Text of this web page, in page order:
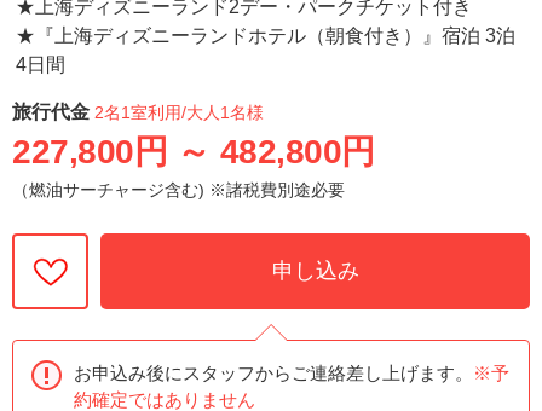
★上海ディズニーランド2デー・パークチケット付き
★『上海ディズニーランドホテル（朝食付き）』宿泊 3泊
4日間
旅行代金 2名1室利用/大人1名様
227,800円 ～ 482,800円
（燃油サーチャージ含む) ※諸税費別途必要
申し込み
お申込み後にスタッフからご連絡差し上げます。
※予
約確定ではありません